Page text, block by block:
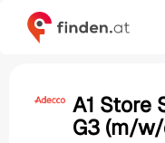
A1 Store
G3 (m/